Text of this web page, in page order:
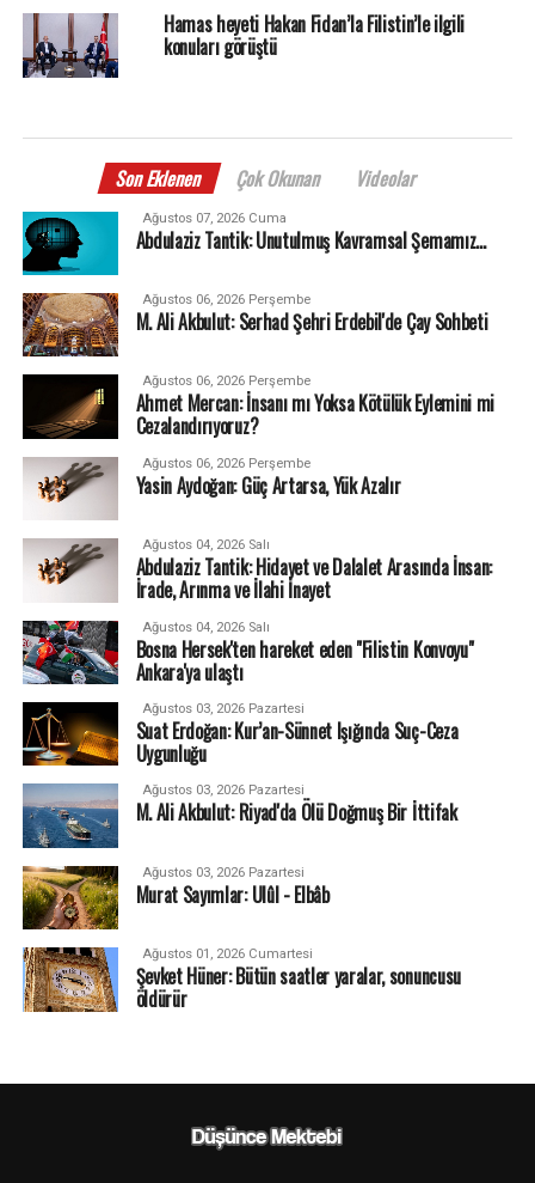
Hamas heyeti Hakan Fidan’la Filistin’le ilgili
konuları görüştü
Son Eklenen Çok Okunan Videolar
Ağustos 07, 2026 Cuma
Abdulaziz Tantik: Unutulmuş Kavramsal Şemamız…
Ağustos 06, 2026 Perşembe
M. Ali Akbulut: Serhad Şehri Erdebil'de Çay Sohbeti
Ağustos 06, 2026 Perşembe
Ahmet Mercan: İnsanı mı Yoksa Kötülük Eylemini mi
Cezalandırıyoruz?
Ağustos 06, 2026 Perşembe
Yasin Aydoğan: Güç Artarsa, Yük Azalır
Ağustos 04, 2026 Salı
Abdulaziz Tantik: Hidayet ve Dalalet Arasında İnsan:
İrade, Arınma ve İlahi İnayet
Ağustos 04, 2026 Salı
Bosna Hersek'ten hareket eden "Filistin Konvoyu"
Ankara'ya ulaştı
Ağustos 03, 2026 Pazartesi
Suat Erdoğan: Kur’an-Sünnet Işığında Suç-Ceza
Uygunluğu
Ağustos 03, 2026 Pazartesi
M. Ali Akbulut: Riyad'da Ölü Doğmuş Bir İttifak
Ağustos 03, 2026 Pazartesi
Murat Sayımlar: Ulûl - Elbâb
Ağustos 01, 2026 Cumartesi
Şevket Hüner: Bütün saatler yaralar, sonuncusu
öldürür